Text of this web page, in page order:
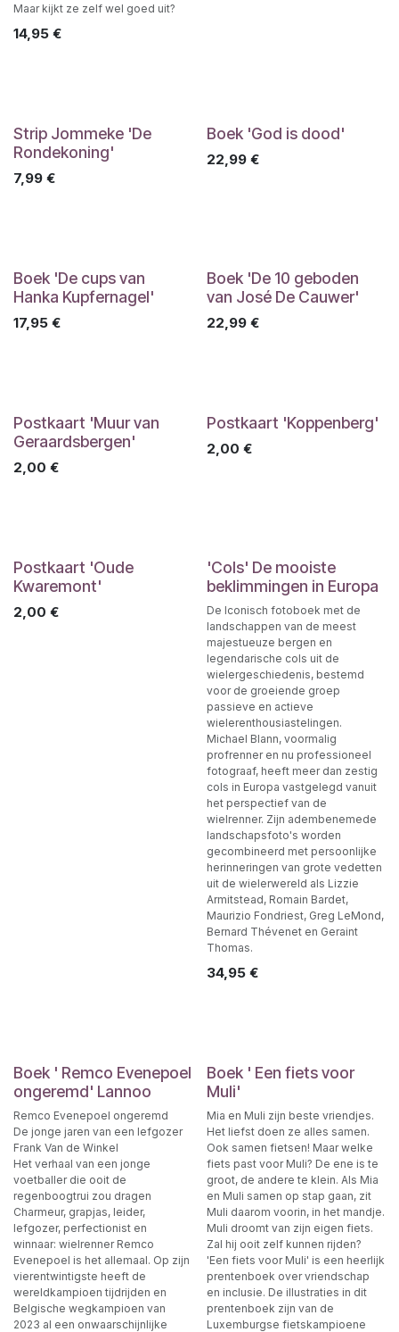
Maar kijkt ze zelf wel goed uit?
14,95 €
Strip Jommeke 'De
Rondekoning'
7,99 €
Boek 'God is dood'
22,99€
Boek 'De cups van
Hanka Kupfernagel'
17,95 €
Boek 'De 10 geboden
van José De Cauwer'
22,99€
Postkaart 'Muur van
Geraardsbergen'
2,00 €
Postkaart 'Koppenberg'
2,00 €
Postkaart 'Oude
Kwaremont'
2,00 €
'Cols' De mooiste
beklimmingen in Europa
De Iconisch fotoboek met de
landschappen van de meest
majestueuze bergen en
legendarische cols uit de
wielergeschiedenis, bestemd
voor de groeiende groep
passieve en actieve
wielerenthousiastelingen.
Michael Blann, voormalig
profrenner en nu professioneel
fotograaf, heeft meer dan zestig
cols in Europa vastgelegd vanuit
het perspectief van de
wielrenner. Zijn adembenemede
landschapsfoto's worden
gecombineerd met persoonlijke
herinneringen van grote vedetten
uit de wielerwereld als Lizzie
Armitstead, Romain Bardet,
Maurizio Fondriest, Greg LeMond,
Bernard Thévenet en Geraint
Thomas.
34,95€
Boek ' Remco Evenepoel
ongeremd' Lannoo
Remco Evenepoel ongeremd
De jonge jaren van een lefgozer
Frank Van de Winkel
Het verhaal van een jonge
voetballer die ooit de
regenboogtrui zou dragen
Charmeur, grapjas, leider,
lefgozer, perfectionist en
winnaar: wielrenner Remco
Evenepoel is het allemaal. Op zijn
vierentwintigste heeft de
wereldkampioen tijdrijden en
Belgische wegkampioen van
2023 al een onwaarschijnlijke
Boek ' Een fiets voor
Muli'
Mia en Muli zijn beste vriendjes.
Het liefst doen ze alles samen.
Ook samen fietsen! Maar welke
fiets past voor Muli? De ene is te
groot, de andere te klein. Als Mia
en Muli samen op stap gaan, zit
Muli daarom voorin, in het mandje.
Muli droomt van zijn eigen fiets.
Zal hij ooit zelf kunnen rijden?
'Een fiets voor Muli' is een heerlijk
prentenboek over vriendschap
en inclusie. De illustraties in dit
prentenboek zijn van de
Luxemburgse fietskampioene